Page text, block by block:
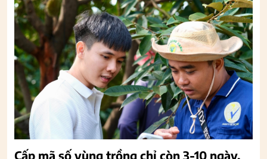
Cấp mã số vùng trồng chỉ còn 3-10 ngày,